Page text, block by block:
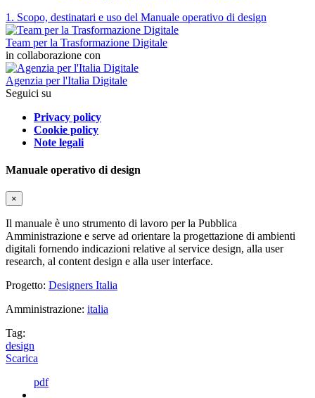
1. Scopo, destinatari e uso del Manuale operativo di design
Team per la Trasformazione Digitale
in collaborazione con
Agenzia per l'Italia Digitale
Seguici su
Privacy policy
Cookie policy
Note legali
Manuale operativo di design
×
Il manuale è uno strumento di lavoro per la Pubblica
Amministrazione e serve ad orientare la progettazione di ambienti
digitali fornendo indicazioni relative al service design, alla user
research, al content design e alla user interface.
Progetto: Designers Italia
Amministrazione: italia
Tag:
design
Scarica
pdf